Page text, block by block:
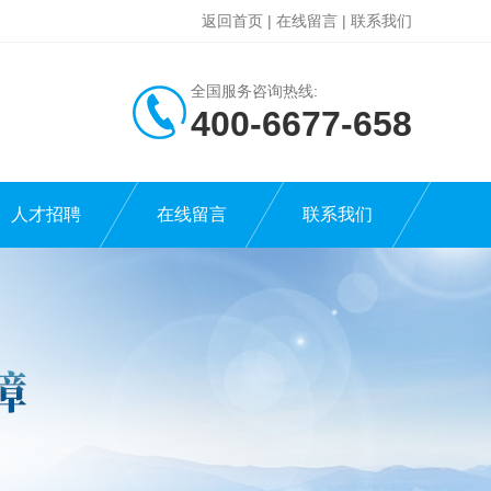
返回首页 | 在线留言 | 联系我们
全国服务咨询热线:
400-6677-658
人才招聘 在线留言 联系我们